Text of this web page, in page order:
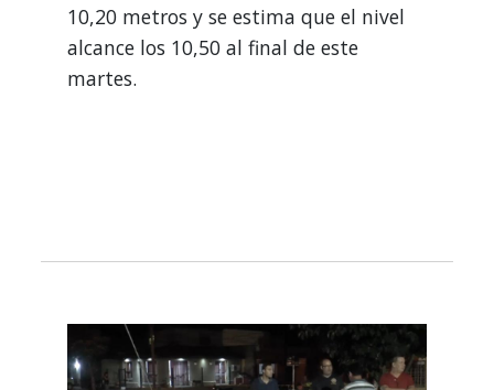
10,20 metros y se estima que el nivel
alcance los 10,50 al final de este
martes.